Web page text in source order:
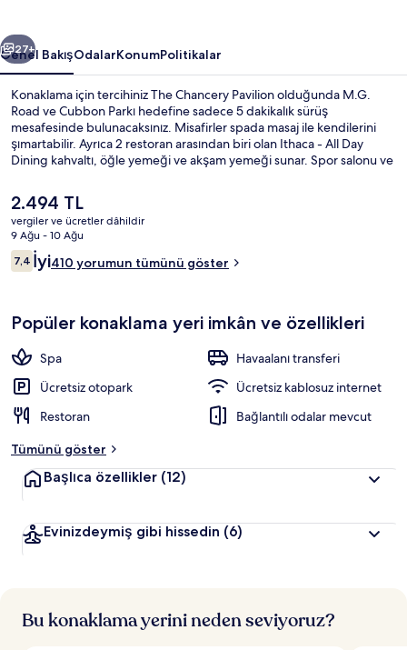
Sonraki
27+
Genel BakışOdalarKonumPolitikalar
Konaklama için tercihiniz The Chancery Pavilion olduğunda M.G.
Road ve Cubbon Parkı hedefine sadece 5 dakikalık sürüş
mesafesinde bulunacaksınız. Misafirler spada masaj ile kendilerini
şımartabilir. Ayrıca 2 restoran arasından biri olan Ithaca - All Day
Dining kahvaltı, öğle yemeği ve akşam yemeği sunar. Spor salonu ve
özellikler arasındadır.
Şu
anki
fiyat
2.494 TL
2.494 TL
vergiler ve ücretler dâhildir
9 Ağu - 10 Ağu
Yorumlar
7,47,4/10
İyi410 yorumun tümünü göster
Popüler konaklama yeri imkân ve özellikleri
Spa
Havaalanı transferi
Ücretsiz otopark
Ücretsiz kablosuz internet
Restoran
Bağlantılı odalar mevcut
Tümünü göster
Başlıca özellikler (12)
Evinizdeymiş gibi hissedin (6)
Bu konaklama yerini neden seviyoruz?